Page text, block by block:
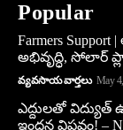
Popular
Farmers
అభివృద్ధి, సోలార్
వ్యవసాయ వార్తలు May
ఎద్దులతో విద్యుత్
ఇంధన విప్లవం! –